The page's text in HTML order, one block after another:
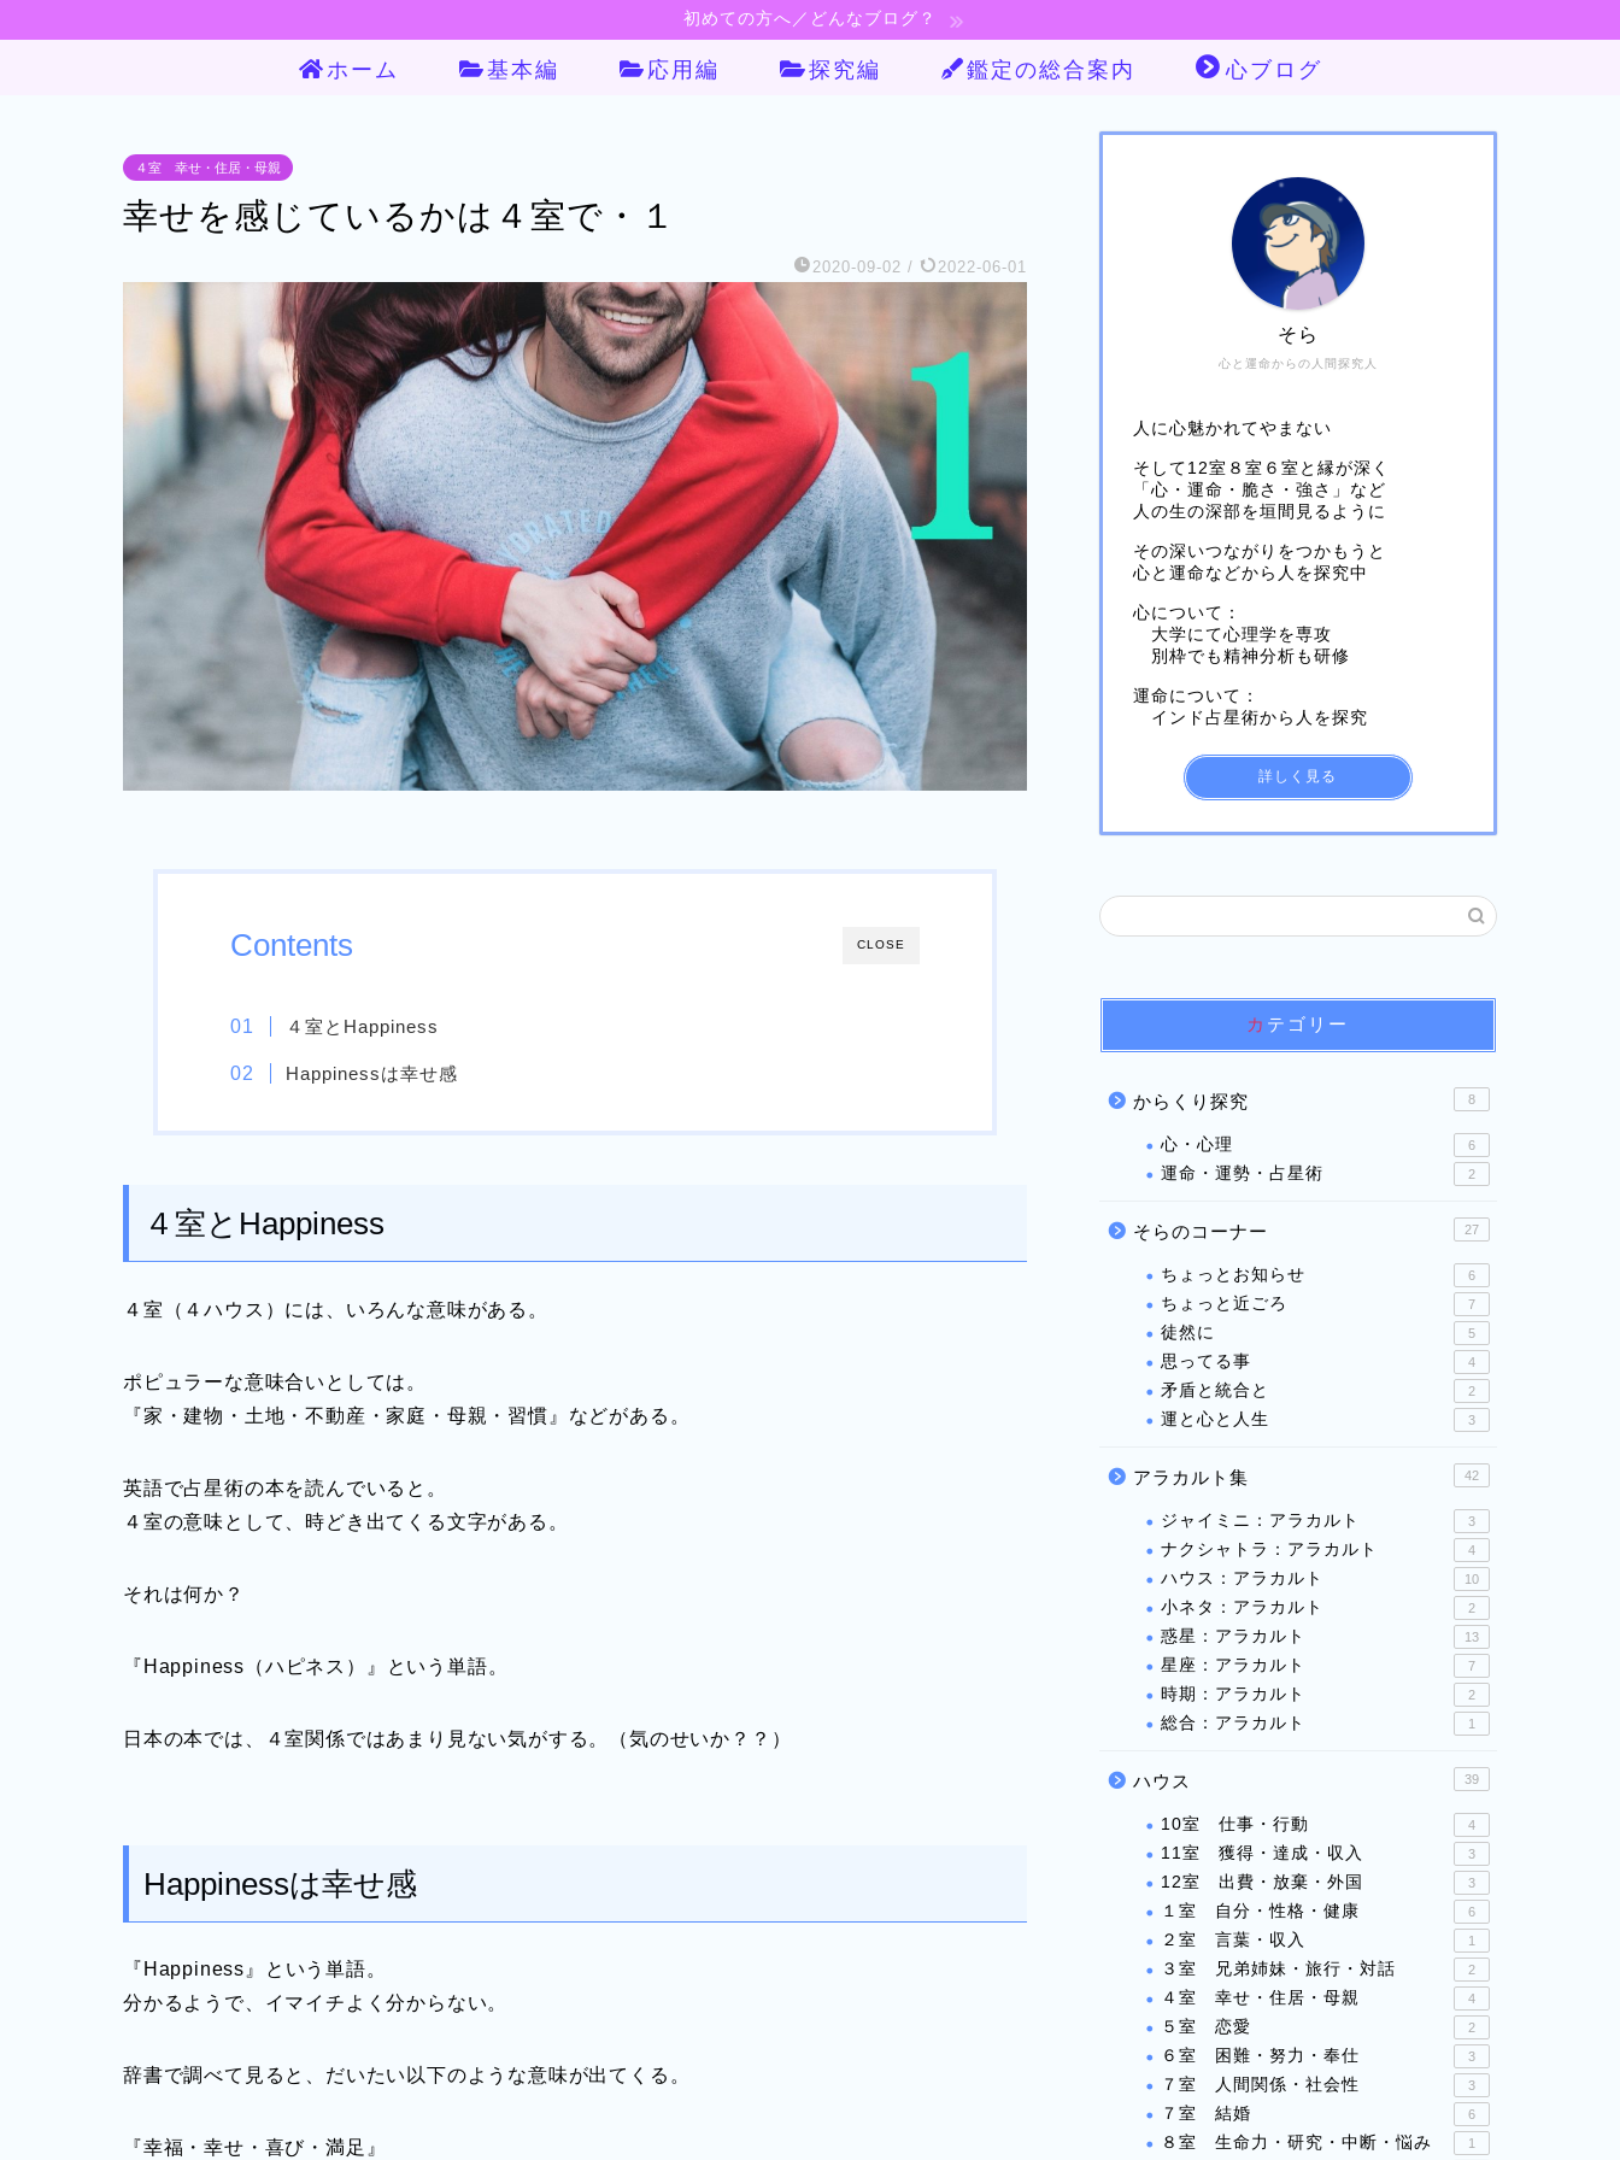
初めての方へ／どんなブログ？
ホーム 基本編 応用編 探究編 鑑定の総合案内 心ブログ
４室 幸せ・住居・母親
幸せを感じているかは４室で・１
2020-09-02 / 2022-06-01
CLOSE
Contents
４室とHappiness
Happinessは幸せ感
４室とHappiness
４室（４ハウス）には、いろんな意味がある。
ポピュラーな意味合いとしては。
『家・建物・土地・不動産・家庭・母親・習慣』などがある。
英語で占星術の本を読んでいると。
４室の意味として、時どき出てくる文字がある。
それは何か？
『Happiness（ハピネス）』という単語。
日本の本では、４室関係ではあまり見ない気がする。（気のせいか？？）
Happinessは幸せ感
『Happiness』という単語。
分かるようで、イマイチよく分からない。
辞書で調べて見ると、だいたい以下のような意味が出てくる。
『幸福・幸せ・喜び・満足』
心と運命からの人間探究人
そら
人に心魅かれてやまない
そして12室８室６室と縁が深く
「心・運命・脆さ・強さ」など
人の生の深部を垣間見るように
その深いつながりをつかもうと
心と運命などから人を探究中
心について：
大学にて心理学を専攻
別枠でも精神分析も研修
運命について：
インド占星術から人を探究
詳しく見る
カテゴリー
からくり探究 8
心・心理 6
運命・運勢・占星術 2
そらのコーナー 27
ちょっとお知らせ 6
ちょっと近ごろ 7
徒然に 5
思ってる事 4
矛盾と統合と 2
運と心と人生 3
アラカルト集 42
ジャイミニ：アラカルト 3
ナクシャトラ：アラカルト 4
ハウス：アラカルト 10
小ネタ：アラカルト 2
惑星：アラカルト 13
星座：アラカルト 7
時期：アラカルト 2
総合：アラカルト 1
ハウス 39
10室 仕事・行動 4
11室 獲得・達成・収入 3
12室 出費・放棄・外国 3
１室 自分・性格・健康 6
２室 言葉・収入 1
３室 兄弟姉妹・旅行・対話 2
４室 幸せ・住居・母親 4
５室 恋愛 2
６室 困難・努力・奉仕 3
７室 人間関係・社会性 3
７室 結婚 6
８室 生命力・研究・中断・悩み 1